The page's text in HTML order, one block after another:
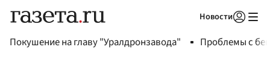
Новости
Покушение на главу "Уралдронзавода" Проблемы с